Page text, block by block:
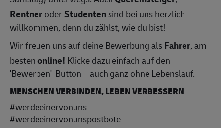
RentneroderStudentensind bei uns herzlich
willkommen, denn du zählst, wie du bist!
Wir freuen uns auf deine Bewerbung alsFahrer, am
bestenonline! Klicke dazu einfach auf den
'Bewerben'-Button – auch ganz ohne Lebenslauf.
MENSCHEN VERBINDEN, LEBEN VERBESSERN
#werdeeinervonuns
#werdeeinervonunspostbote